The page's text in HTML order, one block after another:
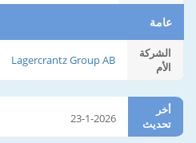
عامة
الشركة
الأم
Lagercrantz Group AB
أخر
تحديث
23-1-2026